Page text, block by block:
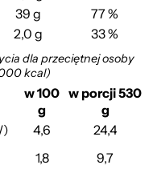
39 g
77 %
2,0 g 33 %
dla przeciętnej osoby
kcal)
w 100
g
w porcji 530
g
4,6
24,4
1,8 9,7